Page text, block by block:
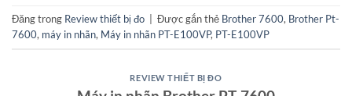
Đăng trong Review thiết bị đo Được gắn thẻ Brother 7600, Brother Pt-
7600, máy in nhãn, Máy in nhãn PT-E100VP, PT-E100VP
REVIEW THIẾT BỊ ĐO